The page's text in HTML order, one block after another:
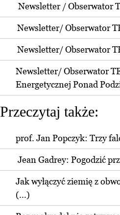
Newsletter / Obserwator
Newsletter/ Obserwator
Newsletter/ Obserwator
Newsletter/ Obserwator
Energetycznej Ponad
Przeczytaj także:
prof. Jan Popczyk: Trzy
Jean Gadrey: Pogodzić
Jak wyłączyć ziemię z
(...)